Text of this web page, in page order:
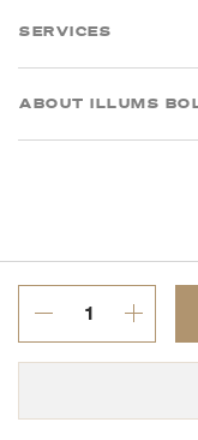
SERVICES
ABOUT ILLUMS